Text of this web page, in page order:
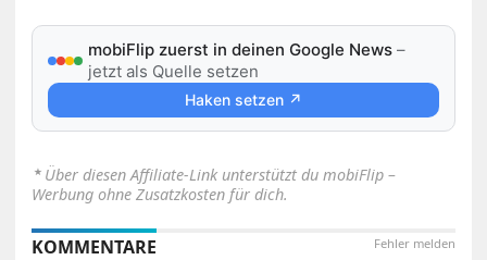
mobiFlip zuerst in deinen Google News –
jetzt als Quelle setzen
Haken setzen ↗
⋆ Über diesen Affiliate-Link unterstützt du mobiFlip –
Werbung ohne Zusatzkosten für dich.
Fehler melden
KOMMENTARE